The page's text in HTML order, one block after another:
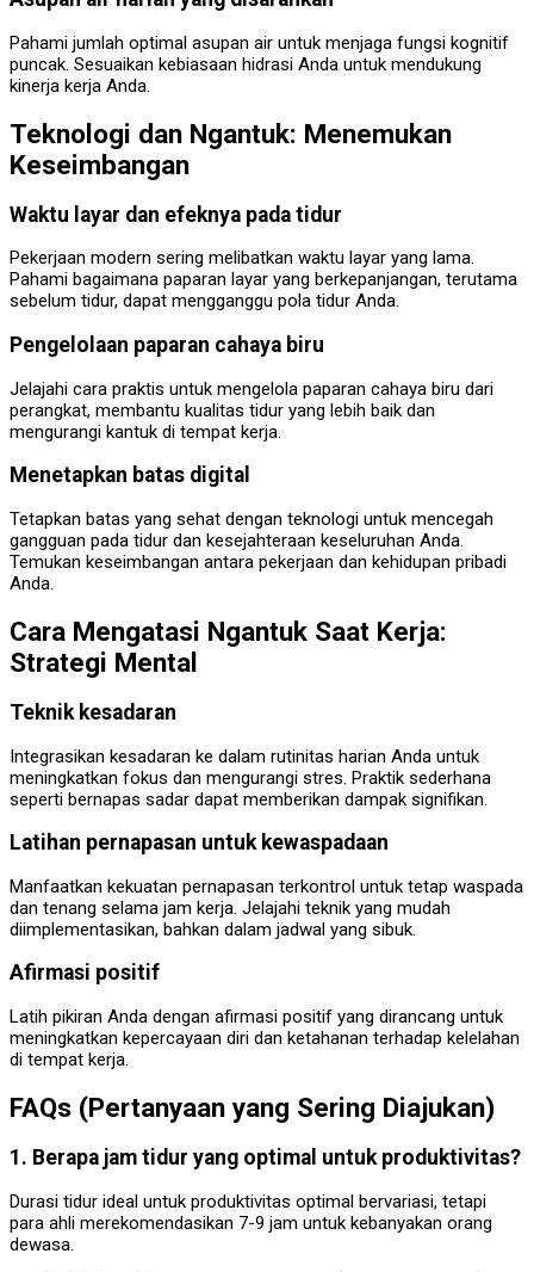
Pahami jumlah optimal asupan air untuk menjaga fungsi kognitif
puncak. Sesuaikan kebiasaan hidrasi Anda untuk mendukung
kinerja kerja Anda.
Teknologi dan Ngantuk: Menemukan
Keseimbangan
Waktu layar dan efeknya pada tidur
Pekerjaan modern sering melibatkan waktu layar yang lama.
Pahami bagaimana paparan layar yang berkepanjangan, terutama
sebelum tidur, dapat mengganggu pola tidur Anda.
Pengelolaan paparan cahaya biru
Jelajahi cara praktis untuk mengelola paparan cahaya biru dari
perangkat, membantu kualitas tidur yang lebih baik dan
mengurangi kantuk di tempat kerja.
Menetapkan batas digital
Tetapkan batas yang sehat dengan teknologi untuk mencegah
gangguan pada tidur dan kesejahteraan keseluruhan Anda.
Temukan keseimbangan antara pekerjaan dan kehidupan pribadi
Anda.
Cara Mengatasi Ngantuk Saat Kerja:
Strategi Mental
Teknik kesadaran
Integrasikan kesadaran ke dalam rutinitas harian Anda untuk
meningkatkan fokus dan mengurangi stres. Praktik sederhana
seperti bernapas sadar dapat memberikan dampak signifikan.
Latihan pernapasan untuk kewaspadaan
Manfaatkan kekuatan pernapasan terkontrol untuk tetap waspada
dan tenang selama jam kerja. Jelajahi teknik yang mudah
diimplementasikan, bahkan dalam jadwal yang sibuk.
Afirmasi positif
Latih pikiran Anda dengan afirmasi positif yang dirancang untuk
meningkatkan kepercayaan diri dan ketahanan terhadap kelelahan
di tempat kerja.
FAQs (Pertanyaan yang Sering Diajukan)
1. Berapa jam tidur yang optimal untuk produktivitas?
Durasi tidur ideal untuk produktivitas optimal bervariasi, tetapi
para ahli merekomendasikan 7-9 jam untuk kebanyakan orang
dewasa.